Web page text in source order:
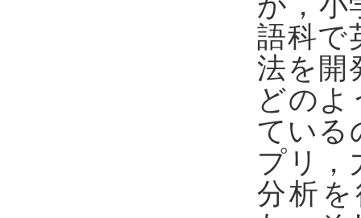
語科で
法を開
どのよ
ている
プリ，
分析